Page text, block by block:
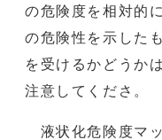
の危険度を相対的
の危険性を示した
を受けるかどうか
注意してくださ。
液状化危険度マ